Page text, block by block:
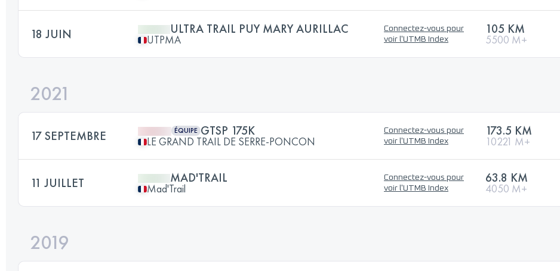
18 JUIN ULTRA TRAIL PUY MARY AURILLAC
UTPMA
Connectez-vous pour
voir l'UTMB Index
105 KM
5500 M+
2021
17 SEPTEMBRE ÉQUIPE GTSP 175K
LE GRAND TRAIL DE SERRE-PONCON
Connectez-vous pour
voir l'UTMB Index
173.5 KM
10221 M+
11 JUILLET MAD'TRAIL
Mad'Trail
Connectez-vous pour
voir l'UTMB Index
63.8 KM
4050 M+
2019